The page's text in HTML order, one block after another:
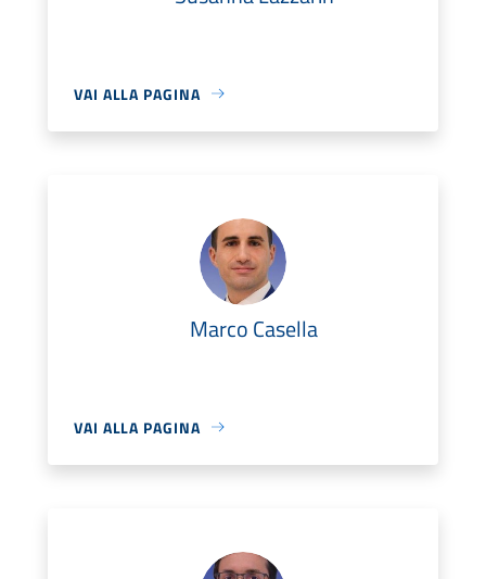
VAI ALLA PAGINA
Marco Casella
VAI ALLA PAGINA